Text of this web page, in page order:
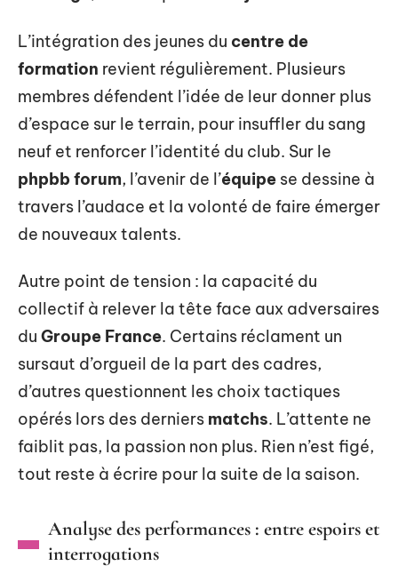
L’intégration des jeunes du centre de
formation revient régulièrement. Plusieurs
membres défendent l’idée de leur donner plus
d’espace sur le terrain, pour insuffler du sang
neuf et renforcer l’identité du club. Sur le
phpbb forum, l’avenir de l’équipe se dessine à
travers l’audace et la volonté de faire émerger
de nouveaux talents.
Autre point de tension : la capacité du
collectif à relever la tête face aux adversaires
du Groupe France. Certains réclament un
sursaut d’orgueil de la part des cadres,
d’autres questionnent les choix tactiques
opérés lors des derniers matchs. L’attente ne
faiblit pas, la passion non plus. Rien n’est figé,
tout reste à écrire pour la suite de la saison.
Analyse des performances : entre espoirs et
interrogations